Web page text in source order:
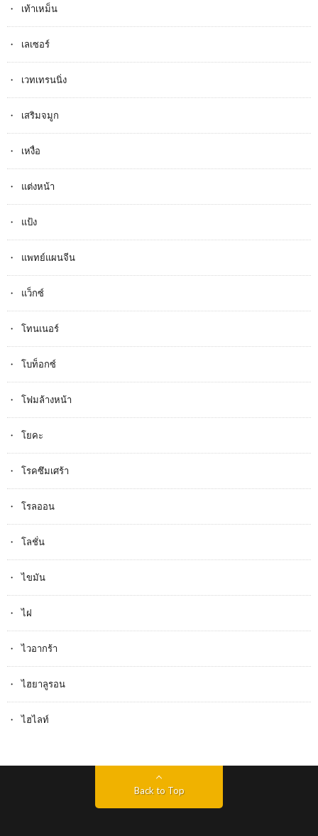
เท้าเหม็น
เลเซอร์
เวทเทรนนิ่ง
เสริมจมูก
เหงื่อ
แต่งหน้า
แป้ง
แพทย์แผนจีน
แว็กซ์
โทนเนอร์
โบท็อกซ์
โฟมล้างหน้า
โยคะ
โรคซึมเศร้า
โรลออน
โลชั่น
ไขมัน
ไฝ
ไวอากร้า
ไฮยาลูรอน
ไฮไลท์
Back to Top